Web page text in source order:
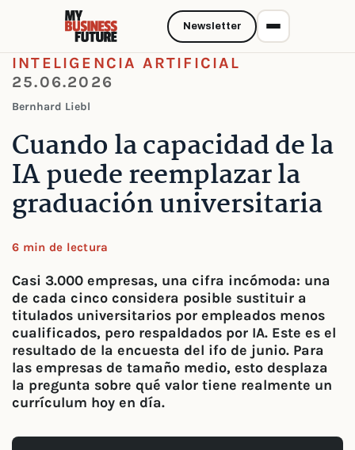
INTELIGENCIA ARTIFICIAL
25.06.2026
Bernhard Liebl
Cuando la capacidad de la
IA puede reemplazar la
graduación universitaria
6 min de lectura
Casi 3.000 empresas, una cifra incómoda: una
de cada cinco considera posible sustituir a
titulados universitarios por empleados menos
cualificados, pero respaldados por IA. Este es el
resultado de la encuesta del ifo de junio. Para
las empresas de tamaño medio, esto desplaza
la pregunta sobre qué valor tiene realmente un
currículum hoy en día.
Newsletter